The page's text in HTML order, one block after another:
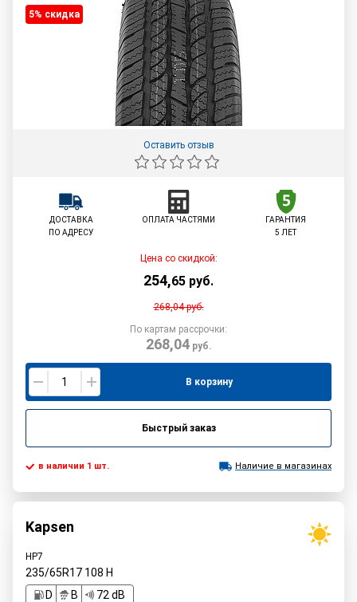
5% cкидка
Оставить отзыв
ДОСТАВКА
ПО АДРЕСУ
ОПЛАТА ЧАСТЯМИ
ГАРАНТИЯ
5 ЛЕТ
Цена со скидкой:
254,65 руб.
268,04руб.
По картам рассрочки:
268,04руб.
В корзину
Быстрый заказ
в наличии 1 шт. Наличие в магазинах
Kapsen
HP7
235/65R17 108 H
D
B 72 dB